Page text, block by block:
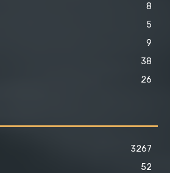
8
5
9
38
26
3267
52